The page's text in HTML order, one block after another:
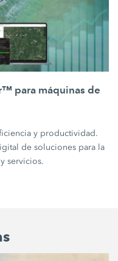
para máquinas de
y productividad.
de soluciones para la
servicios.